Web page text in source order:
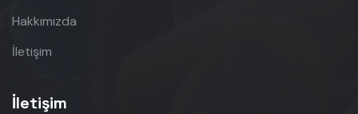
Hakkımızda
İletişim
İletişim